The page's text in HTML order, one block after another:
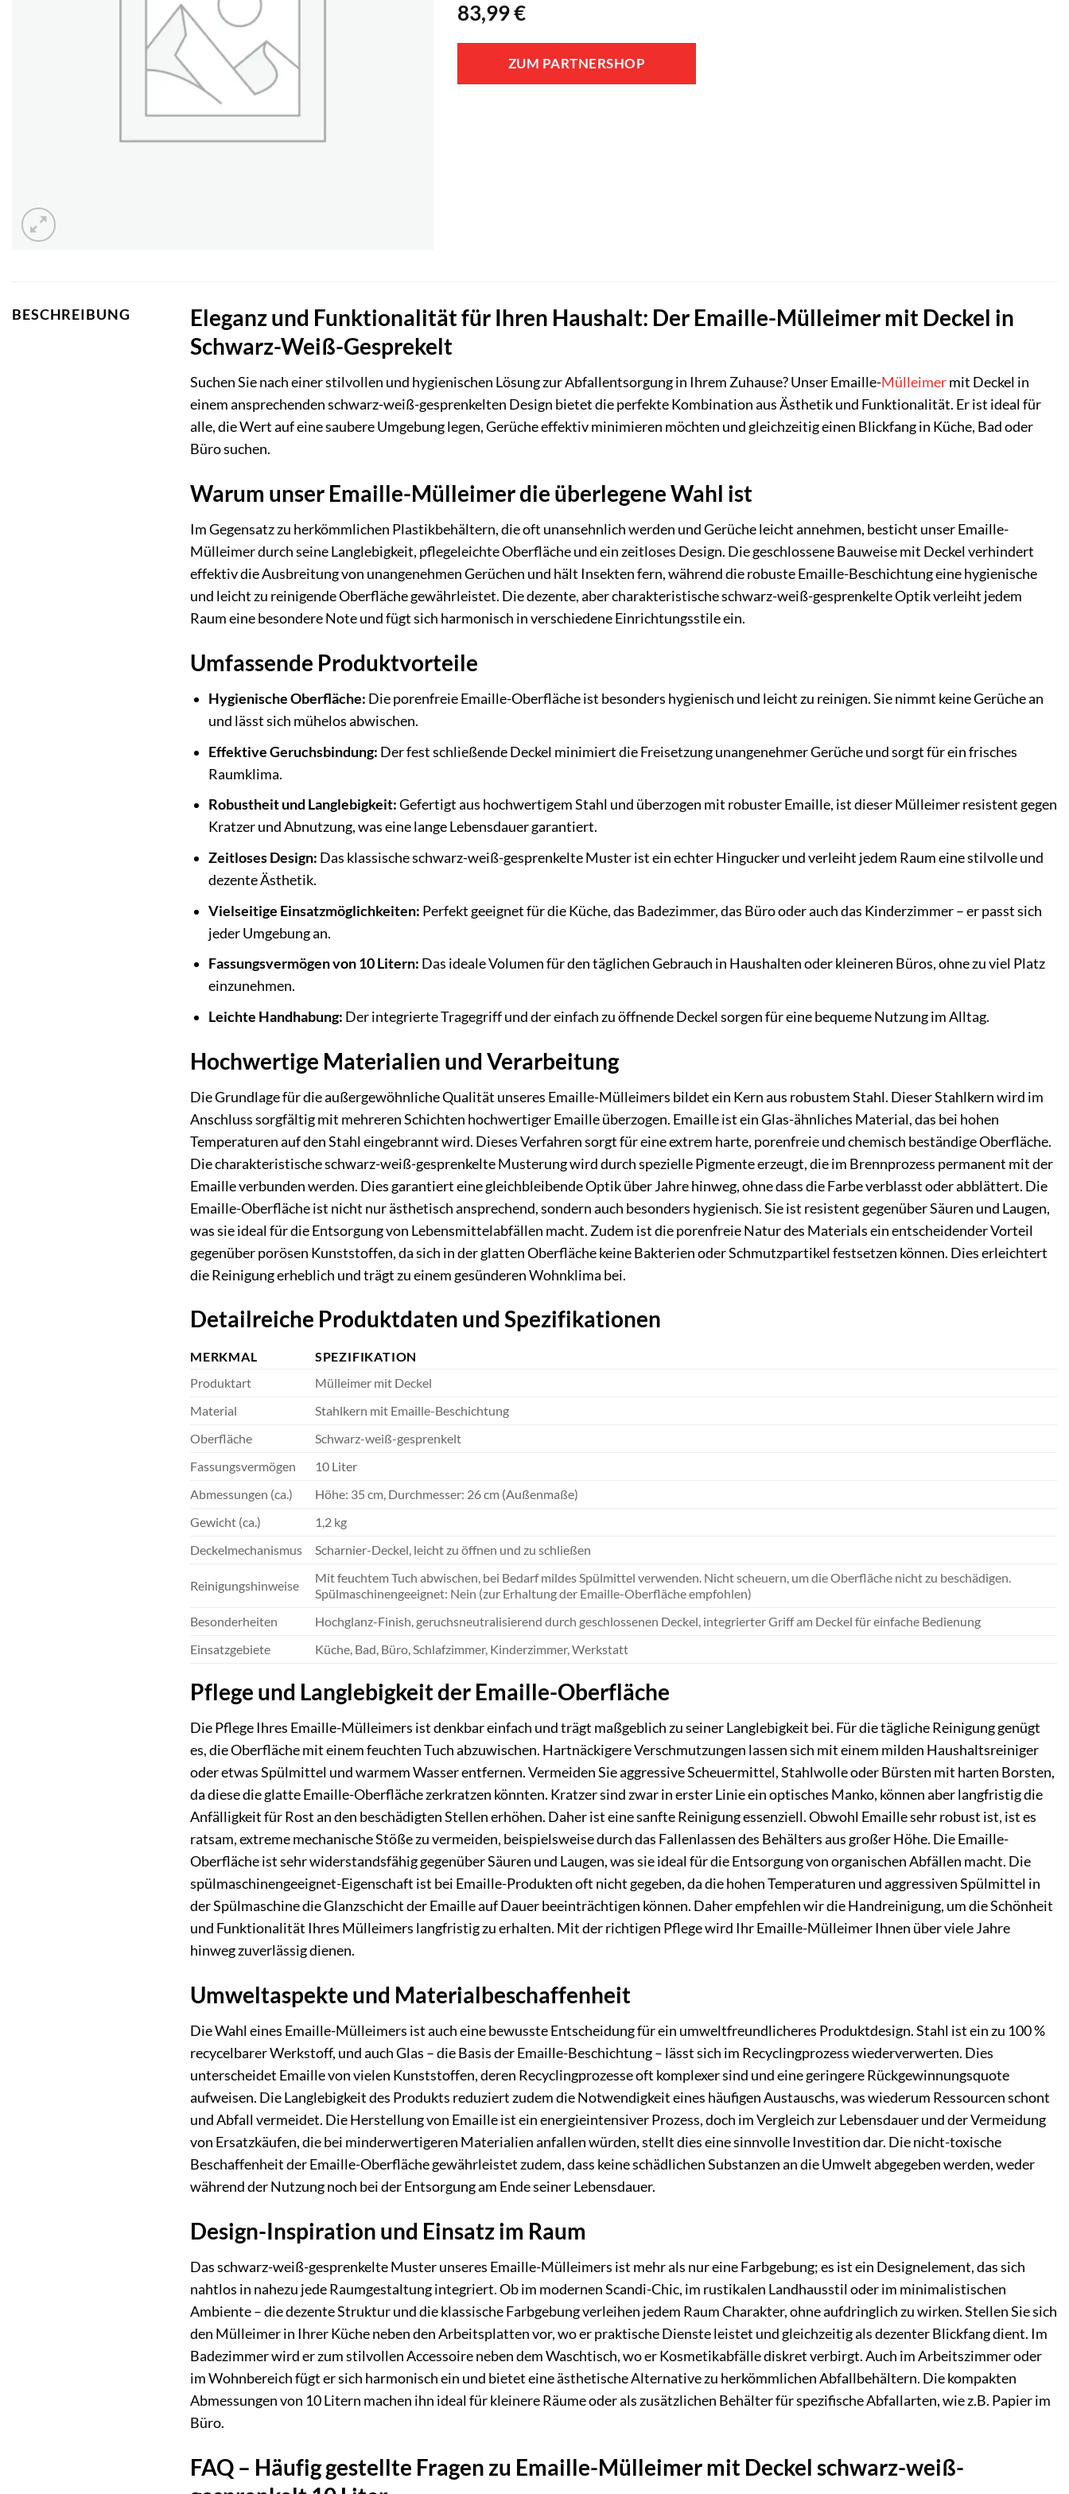
83,99€
ZUM PARTNERSHOP
BESCHREIBUNG
Eleganz und Funktionalität für Ihren Haushalt: Der Emaille-Mülleimer mit Deckel in
Schwarz-Weiß-Gesprekelt
Suchen Sie nach einer stilvollen und hygienischen Lösung zur Abfallentsorgung in Ihrem Zuhause? Unser Emaille-Mülleimermit Deckel in
einem ansprechenden schwarz-weiß-gesprenkelten Design bietet die perfekte Kombination aus Ästhetik und Funktionalität. Er ist ideal für
alle, die Wert auf eine saubere Umgebung legen, Gerüche effektiv minimieren möchten und gleichzeitig einen Blickfang in Küche, Bad oder
Büro suchen.
Warum unser Emaille-Mülleimer die überlegene Wahl ist
Im Gegensatz zu herkömmlichen Plastikbehältern, die oft unansehnlich werden und Gerüche leicht annehmen, besticht unser Emaille-
Mülleimer durch seine Langlebigkeit, pflegeleichte Oberfläche und ein zeitloses Design. Die geschlossene Bauweise mit Deckel verhindert
effektiv die Ausbreitung von unangenehmen Gerüchen und hält Insekten fern, während die robuste Emaille-Beschichtung eine hygienische
und leicht zu reinigende Oberfläche gewährleistet. Die dezente, aber charakteristische schwarz-weiß-gesprenkelte Optik verleiht jedem
Raum eine besondere Note und fügt sich harmonisch in verschiedene Einrichtungsstile ein.
Umfassende Produktvorteile
Hygienische Oberfläche: Die porenfreie Emaille-Oberfläche ist besonders hygienisch und leicht zu reinigen. Sie nimmt keine Gerüche an
und lässt sich mühelos abwischen.
Effektive Geruchsbindung: Der fest schließende Deckel minimiert die Freisetzung unangenehmer Gerüche und sorgt für ein frisches
Raumklima.
Robustheit und Langlebigkeit:Gefertigt aus hochwertigem Stahl und überzogen mit robuster Emaille, ist dieser Mülleimer resistent gegen
Kratzer und Abnutzung, was eine lange Lebensdauer garantiert.
Zeitloses Design: Das klassische schwarz-weiß-gesprenkelte Muster ist ein echter Hingucker und verleiht jedem Raum eine stilvolle und
dezente Ästhetik.
Vielseitige Einsatzmöglichkeiten: Perfekt geeignet für die Küche, das Badezimmer, das Büro oder auch das Kinderzimmer – er passt sich
jeder Umgebung an.
Fassungsvermögen von 10 Litern: Das ideale Volumen für den täglichen Gebrauch in Haushalten oder kleineren Büros, ohne zu viel Platz
einzunehmen.
Leichte Handhabung: Der integrierte Tragegriff und der einfach zu öffnende Deckel sorgen für eine bequeme Nutzung im Alltag.
Hochwertige Materialien und Verarbeitung
Die Grundlage für die außergewöhnliche Qualität unseres Emaille-Mülleimers bildet ein Kern aus robustem Stahl. Dieser Stahlkern wird im
Anschluss sorgfältig mit mehreren Schichten hochwertiger Emaille überzogen. Emaille ist ein Glas-ähnliches Material, das bei hohen
Temperaturen auf den Stahl eingebrannt wird. Dieses Verfahren sorgt für eine extrem harte, porenfreie und chemisch beständige Oberfläche.
Die charakteristische schwarz-weiß-gesprenkelte Musterung wird durch spezielle Pigmente erzeugt, die im Brennprozess permanent mit der
Emaille verbunden werden. Dies garantiert eine gleichbleibende Optik über Jahre hinweg, ohne dass die Farbe verblasst oder abblättert. Die
Emaille-Oberfläche ist nicht nur ästhetisch ansprechend, sondern auch besonders hygienisch. Sie ist resistent gegenüber Säuren und Laugen,
was sie ideal für die Entsorgung von Lebensmittelabfällen macht. Zudem ist die porenfreie Natur des Materials ein entscheidender Vorteil
gegenüber porösen Kunststoffen, da sich in der glatten Oberfläche keine Bakterien oder Schmutzpartikel festsetzen können. Dies erleichtert
die Reinigung erheblich und trägt zu einem gesünderen Wohnklima bei.
Detailreiche Produktdaten und Spezifikationen
MERKMAL
SPEZIFIKATION
Produktart
Mülleimer mit Deckel
Material
Stahlkern mit Emaille-Beschichtung
Oberfläche
Schwarz-weiß-gesprenkelt
Fassungsvermögen
10 Liter
Abmessungen (ca.)
Höhe: 35 cm, Durchmesser: 26 cm (Außenmaße)
Gewicht (ca.)
1,2 kg
Deckelmechanismus
Scharnier-Deckel, leicht zu öffnen und zu schließen
Reinigungshinweise
Mit feuchtem Tuch abwischen, bei Bedarf mildes Spülmittel verwenden. Nicht scheuern, um die Oberfläche nicht zu beschädigen.
Spülmaschinengeeignet: Nein (zur Erhaltung der Emaille-Oberfläche empfohlen)
Besonderheiten
Hochglanz-Finish, geruchsneutralisierend durch geschlossenen Deckel, integrierter Griff am Deckel für einfache Bedienung
Einsatzgebiete
Küche, Bad, Büro, Schlafzimmer, Kinderzimmer, Werkstatt
Pflege und Langlebigkeit der Emaille-Oberfläche
Die Pflege Ihres Emaille-Mülleimers ist denkbar einfach und trägt maßgeblich zu seiner Langlebigkeit bei. Für die tägliche Reinigung genügt
es, die Oberfläche mit einem feuchten Tuch abzuwischen. Hartnäckigere Verschmutzungen lassen sich mit einem milden Haushaltsreiniger
oder etwas Spülmittel und warmem Wasser entfernen. Vermeiden Sie aggressive Scheuermittel, Stahlwolle oder Bürsten mit harten Borsten,
da diese die glatte Emaille-Oberfläche zerkratzen könnten. Kratzer sind zwar in erster Linie ein optisches Manko, können aber langfristig die
Anfälligkeit für Rost an den beschädigten Stellen erhöhen. Daher ist eine sanfte Reinigung essenziell. Obwohl Emaille sehr robust ist, ist es
ratsam, extreme mechanische Stöße zu vermeiden, beispielsweise durch das Fallenlassen des Behälters aus großer Höhe. Die Emaille-
Oberfläche ist sehr widerstandsfähig gegenüber Säuren und Laugen, was sie ideal für die Entsorgung von organischen Abfällen macht. Die
spülmaschinengeeignet-Eigenschaft ist bei Emaille-Produkten oft nicht gegeben, da die hohen Temperaturen und aggressiven Spülmittel in
der Spülmaschine die Glanzschicht der Emaille auf Dauer beeinträchtigen können. Daher empfehlen wir die Handreinigung, um die Schönheit
und Funktionalität Ihres Mülleimers langfristig zu erhalten. Mit der richtigen Pflege wird Ihr Emaille-Mülleimer Ihnen über viele Jahre
hinweg zuverlässig dienen.
Umweltaspekte und Materialbeschaffenheit
Die Wahl eines Emaille-Mülleimers ist auch eine bewusste Entscheidung für ein umweltfreundlicheres Produktdesign. Stahl ist ein zu 100 %
recycelbarer Werkstoff, und auch Glas – die Basis der Emaille-Beschichtung – lässt sich im Recyclingprozess wiederverwerten. Dies
unterscheidet Emaille von vielen Kunststoffen, deren Recyclingprozesse oft komplexer sind und eine geringere Rückgewinnungsquote
aufweisen. Die Langlebigkeit des Produkts reduziert zudem die Notwendigkeit eines häufigen Austauschs, was wiederum Ressourcen schont
und Abfall vermeidet. Die Herstellung von Emaille ist ein energieintensiver Prozess, doch im Vergleich zur Lebensdauer und der Vermeidung
von Ersatzkäufen, die bei minderwertigeren Materialien anfallen würden, stellt dies eine sinnvolle Investition dar. Die nicht-toxische
Beschaffenheit der Emaille-Oberfläche gewährleistet zudem, dass keine schädlichen Substanzen an die Umwelt abgegeben werden, weder
während der Nutzung noch bei der Entsorgung am Ende seiner Lebensdauer.
Design-Inspiration und Einsatz im Raum
Das schwarz-weiß-gesprenkelte Muster unseres Emaille-Mülleimers ist mehr als nur eine Farbgebung; es ist ein Designelement, das sich
nahtlos in nahezu jede Raumgestaltung integriert. Ob im modernen Scandi-Chic, im rustikalen Landhausstil oder im minimalistischen
Ambiente – die dezente Struktur und die klassische Farbgebung verleihen jedem Raum Charakter, ohne aufdringlich zu wirken. Stellen Sie sich
den Mülleimer in Ihrer Küche neben den Arbeitsplatten vor, wo er praktische Dienste leistet und gleichzeitig als dezenter Blickfang dient. Im
Badezimmer wird er zum stilvollen Accessoire neben dem Waschtisch, wo er Kosmetikabfälle diskret verbirgt. Auch im Arbeitszimmer oder
im Wohnbereich fügt er sich harmonisch ein und bietet eine ästhetische Alternative zu herkömmlichen Abfallbehältern. Die kompakten
Abmessungen von 10 Litern machen ihn ideal für kleinere Räume oder als zusätzlichen Behälter für spezifische Abfallarten, wie z.B. Papier im
Büro.
FAQ – Häufig gestellte Fragen zu Emaille-Mülleimer mit Deckel schwarz-weiß-